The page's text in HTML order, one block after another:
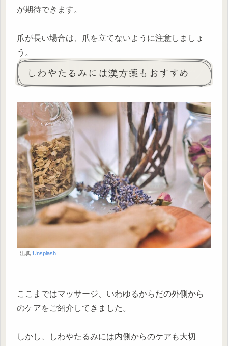
が期待できます。
爪が長い場合は、爪を立てないように注意しましょ
う。
しわやたるみには漢方薬もおすすめ
出典:Unsplash
ここまではマッサージ、いわゆるからだの外側から
のケアをご紹介してきました。
しかし、しわやたるみには内側からのケアも大切